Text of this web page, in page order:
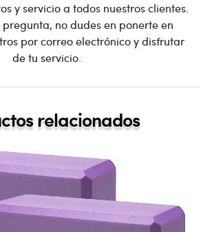
y servicio a todos nuestros clientes.
no dudes en ponerte en
por correo electrónico y disfrutar
de tu servicio.
relacionados